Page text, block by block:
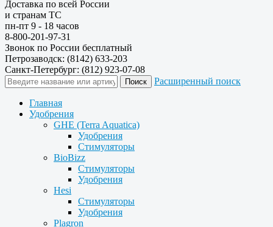
Доставка по всей России
и странам ТС
пн-пт 9 - 18 часов
8-800-201-97-31
Звонок по России бесплатный
Петрозаводск: (8142) 633-203
Санкт-Петербург: (812) 923-07-08
Расширенный поиск
Главная
Удобрения
GHE (Terra Aquatica)
Удобрения
Стимуляторы
BioBizz
Стимуляторы
Удобрения
Hesi
Стимуляторы
Удобрения
Plagron